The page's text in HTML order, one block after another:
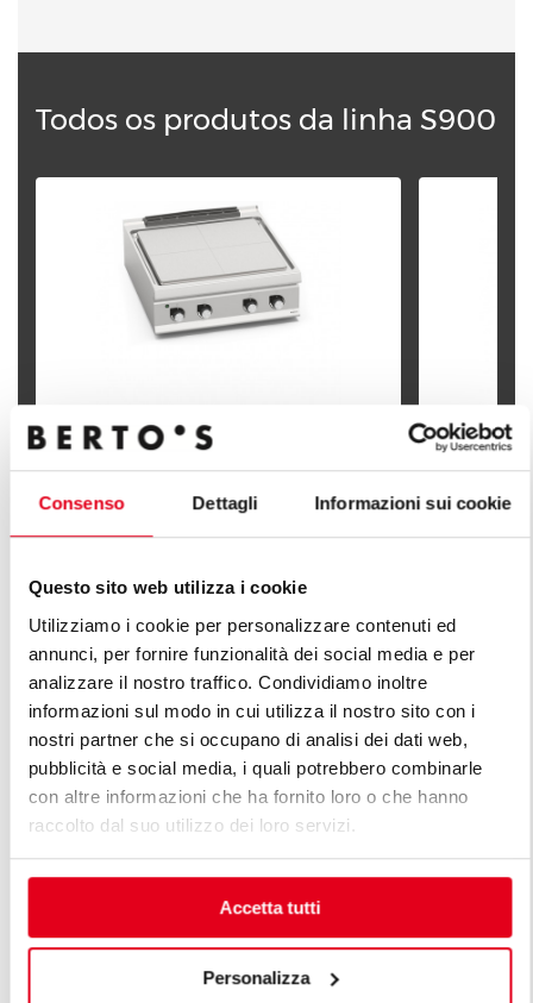
Consenso Dettagli Informazioni sui cookie
Questo sito web utilizza i cookie
Utilizziamo i cookie per personalizzare contenuti ed
annunci, per fornire funzionalità dei social media e per
analizzare il nostro traffico. Condividiamo inoltre
informazioni sul modo in cui utilizza il nostro sito con i
nostri partner che si occupano di analisi dei dati web,
pubblicità e social media, i quali potrebbero combinarle
con altre informazioni che ha fornito loro o che hanno
raccolto dal suo utilizzo dei loro servizi.
Accetta tutti
Personalizza
Todos os produtos da linha S900
PLACA ELÉCTRICA PLACA
DESCUBRA TODAS AS LINHAS DE
LINHA PREMIUM
As linhas premium são a resposta às diferentes
funcionalidade, eficiência energética, segurança e